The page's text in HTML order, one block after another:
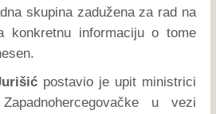
skupina zadužena za rad na
konkretnu informaciju o tome
postavio je upit ministrici
u vezi